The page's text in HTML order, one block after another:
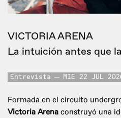
VICTORIA ARENA
La intuición antes que
Entrevista MIE 22 JUL
Formada en el circuito
Victoria Arena construyó una